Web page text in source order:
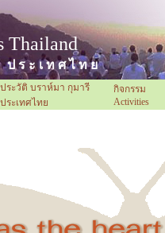
Thailand
ร ะ เ ท ศ ไ ท ย
ประวัติ บราห์มา กุมารี
ประเทศไทย
กิจกรรม
Activities